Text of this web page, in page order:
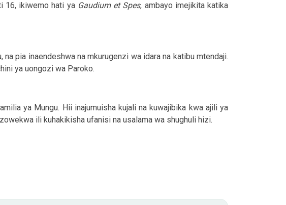
16, ikiwemo hati ya Gaudium et Spes, ambayo imejikita katika
pia inaendeshwa na mkurugenzi wa idara na katibu mtendaji.
ya uongozi wa Paroko.
ya Mungu. Hii inajumuisha kujali na kuwajibika kwa ajili ya
ili kuhakikisha ufanisi na usalama wa shughuli hizi.